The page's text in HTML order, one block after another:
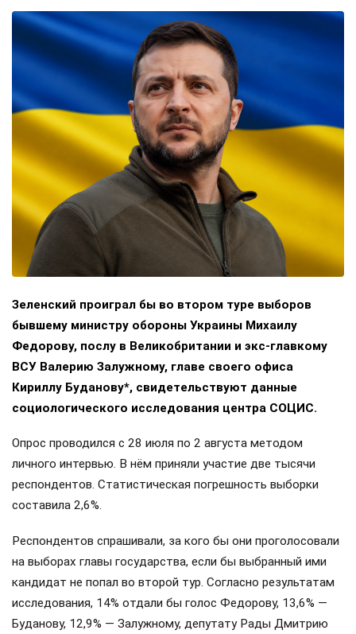
Зеленский проиграл бы во втором туре выборов
бывшему министру обороны Украины Михаилу
Федорову, послу в Великобритании и экс-главкому
ВСУ Валерию Залужному, главе своего офиса
Кириллу Буданову*, свидетельствуют данные
социологического исследования центра СОЦИС.
Опрос проводился с 28 июля по 2 августа методом
личного интервью. В нём приняли участие две тысячи
респондентов. Статистическая погрешность выборки
составила 2,6%.
Респондентов спрашивали, за кого бы они проголосовали
на выборах главы государства, если бы выбранный ими
кандидат не попал во второй тур. Согласно результатам
исследования, 14% отдали бы голос Федорову, 13,6% —
Буданову, 12,9% — Залужному, депутату Рады Дмитрию